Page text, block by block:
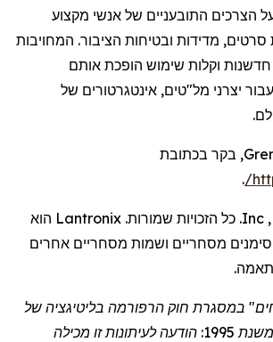
הצרכים התובעניים של אנשי מקצוע
סרטים, מדידות ובטיחות הציבור. המחויבות
חדשנות וקלות שימוש הופכת אותם
יצרני מל"טים, אינטגרטורים של
, בקר בכתובת
/
.
,
Inc. כל הזכויות שמורות. Lantronix הוא
מסחריים ושמות מסחריים אחרים
במסגרת חוק הרפורמה בליטיגציה של
ניירות ערך פרטיים משנת 1995: הודעה לעיתונות זו מכילה